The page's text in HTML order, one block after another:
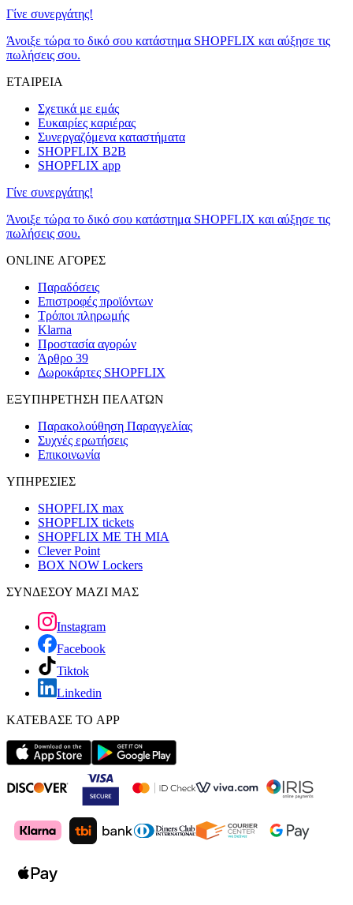
Γίνε συνεργάτης!
Άνοιξε τώρα το δικό σου κατάστημα SHOPFLIX και αύξησε τις
πωλήσεις σου.
ΕΤΑΙΡΕΙΑ
Σχετικά με εμάς
Ευκαιρίες καριέρας
Συνεργαζόμενα καταστήματα
SHOPFLIX B2B
SHOPFLIX app
Γίνε συνεργάτης!
Άνοιξε τώρα το δικό σου κατάστημα SHOPFLIX και αύξησε τις
πωλήσεις σου.
ONLINE ΑΓΟΡΕΣ
Παραδόσεις
Επιστροφές προϊόντων
Τρόποι πληρωμής
Klarna
Προστασία αγορών
Άρθρο 39
Δωροκάρτες SHOPFLIX
ΕΞΥΠΗΡΕΤΗΣΗ ΠΕΛΑΤΩΝ
Παρακολούθηση Παραγγελίας
Συχνές ερωτήσεις
Επικοινωνία
ΥΠΗΡΕΣΙΕΣ
SHOPFLIX max
SHOPFLIX tickets
SHOPFLIX ΜΕ ΤΗ ΜΙΑ
Clever Point
BOX NOW Lockers
ΣΥΝΔΕΣΟΥ ΜΑΖΙ ΜΑΣ
Instagram
Facebook
Tiktok
Linkedin
ΚΑΤΕΒΑΣΕ ΤΟ APP